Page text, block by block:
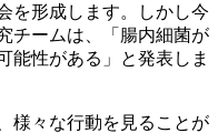
を形成します。しかし今
チームは、「腸内細菌が
能性がある」と発表しま
様々な行動を見ることが